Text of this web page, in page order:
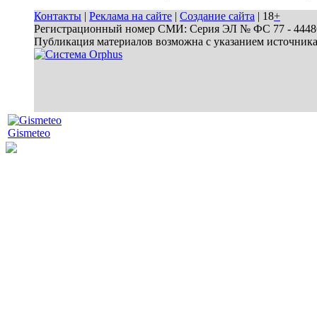
Контакты | Реклама на сайте | Создание сайта | 18+
Регистрационный номер СМИ: Серия ЭЛ № ФС 77 - 44486
Публикация материалов возможна с указанием
Gismeteo